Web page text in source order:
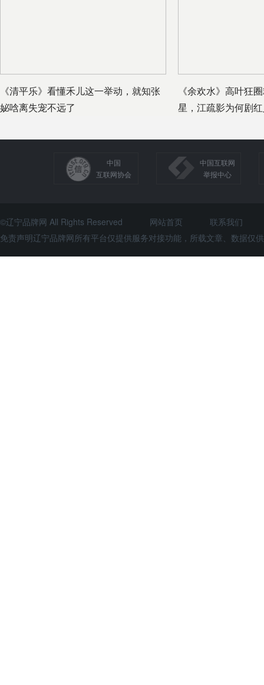
《清平乐》看懂禾儿这一举动，就知张
妼唅离失宠不远了
《余欢水》高叶狂
星，江疏影为何剧
中国
互联网协会
中国互联网
举报中心
©辽宁品牌网 All Rights Reserved 网站首页
联系我们
免责声明辽宁品牌网所有平台仅提供服务对接功能，所载文章、数据